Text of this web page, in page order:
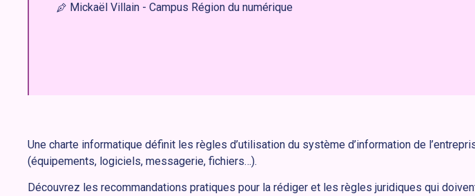
Mickaël Villain - Campus Région du numérique
Une charte informatique définit les règles d’utilisation du système d’information de
(équipements, logiciels, messagerie, fichiers…).
Découvrez les recommandations pratiques pour la rédiger et les règles juridiques qui